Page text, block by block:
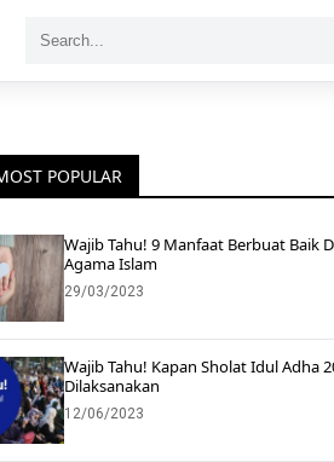
Search
POPULAR
Wajib Tahu! 9 Manfaat Berbuat Baik
Agama Islam
29/03/2023
Wajib Tahu! Kapan Sholat Idul Adha
Dilaksanakan
12/06/2023